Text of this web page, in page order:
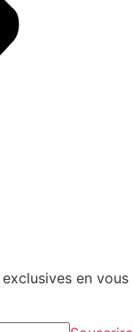
en vous